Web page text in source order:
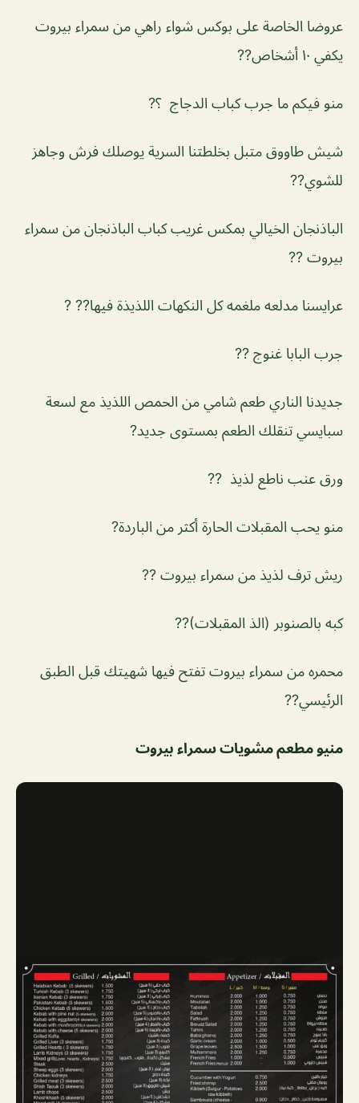
عروضا الخاصة على بوكس شواء راهي من سمراء بيروت
يكفي ١٠ أشخاص??
منو فيكم ما جرب كباب الدجاج ؟?
شيش طاووق متبل بخلطتنا السرية يوصلك فرش وجاهز
للشوي??
الباذنجان الخيالي بمكس غريب كباب الباذنجان من سمراء
بيروت ??
عرايسنا مدلعه ملغمه كل النكهات اللذيذة فيها?? ?
جرب البابا غنوج ??
جديدنا الناري طعم شامي من الحمص اللذيذ مع لسعة
سبايسي تنقلك الطعم بمستوى جديد?
ورق عنب ناطع لذيذ ??
منو يحب المقبلات الحارة أكثر من الباردة?
ريش ترف لذيذ من سمراء بيروت ??
كبه بالصنوبر (الذ المقبلات)??
محمره من سمراء بيروت تفتح فيها شهيتك قبل الطبق
الرئيسي??
منيو مطعم مشويات سمراء بيروت